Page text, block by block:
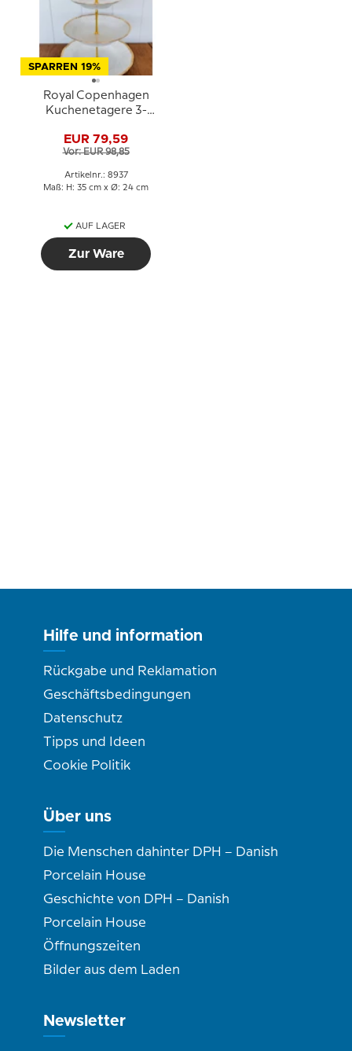
SPARREN 19%
Royal Copenhagen
Kuchenetagere 3-
EUR 79,59
Vor: EUR 98,85
Artikelnr.: 8937
Maß: H: 35 cm x Ø: 24 cm
AUF LAGER
Zur Ware
Hilfe und information
Rückgabe und Reklamation
Geschäftsbedingungen
Datenschutz
Tipps und Ideen
Cookie Politik
Über uns
Die Menschen dahinter DPH – Danish
Porcelain House
Geschichte von DPH – Danish
Porcelain House
Öffnungszeiten
Bilder aus dem Laden
Newsletter